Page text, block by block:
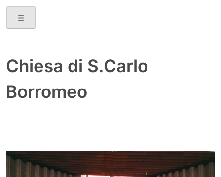
Skip
content
Chiesa di S.Carlo
Borromeo